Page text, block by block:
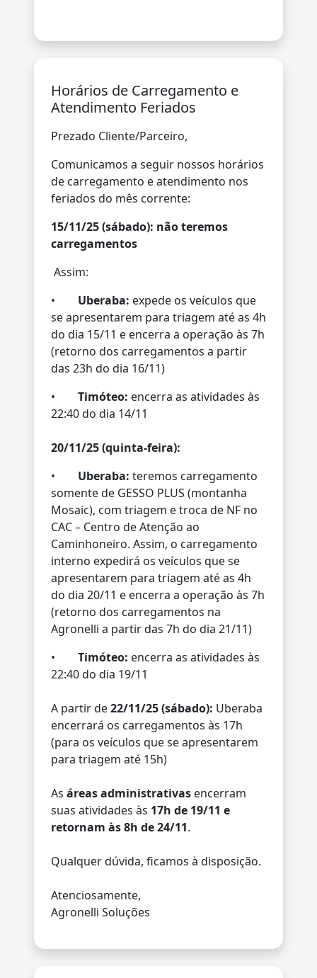
Horários de Carregamento e
Atendimento Feriados
Prezado Cliente/Parceiro,
Comunicamos a seguir nossos horários
de carregamento e atendimento nos
feriados do mês corrente:
15/11/25 (sábado): não teremos
carregamentos
Assim:
• Uberaba: expede os veículos que
se apresentarem para triagem até as 4h
do dia 15/11 e encerra a operação às 7h
(retorno dos carregamentos a partir
das 23h do dia 16/11)
• Timóteo: encerra as atividades às
22:40 do dia 14/11
20/11/25 (quinta-feira):
• Uberaba: teremos carregamento
somente de GESSO PLUS (montanha
Mosaic), com triagem e troca de NF no
CAC – Centro de Atenção ao
Caminhoneiro. Assim, o carregamento
interno expedirá os veículos que se
apresentarem para triagem até as 4h
do dia 20/11 e encerra a operação às 7h
(retorno dos carregamentos na
Agronelli a partir das 7h do dia 21/11)
• Timóteo: encerra as atividades às
22:40 do dia 19/11
A partir de22/11/25 (sábado): Uberaba
encerrará os carregamentos às 17h
(para os veículos que se apresentarem
para triagem até 15h)
As áreas administrativas encerram
suas atividades às 17h de 19/11 e
retornam às 8h de 24/11.
Qualquer dúvida, ficamos à disposição.
Atenciosamente,
Agronelli Soluções